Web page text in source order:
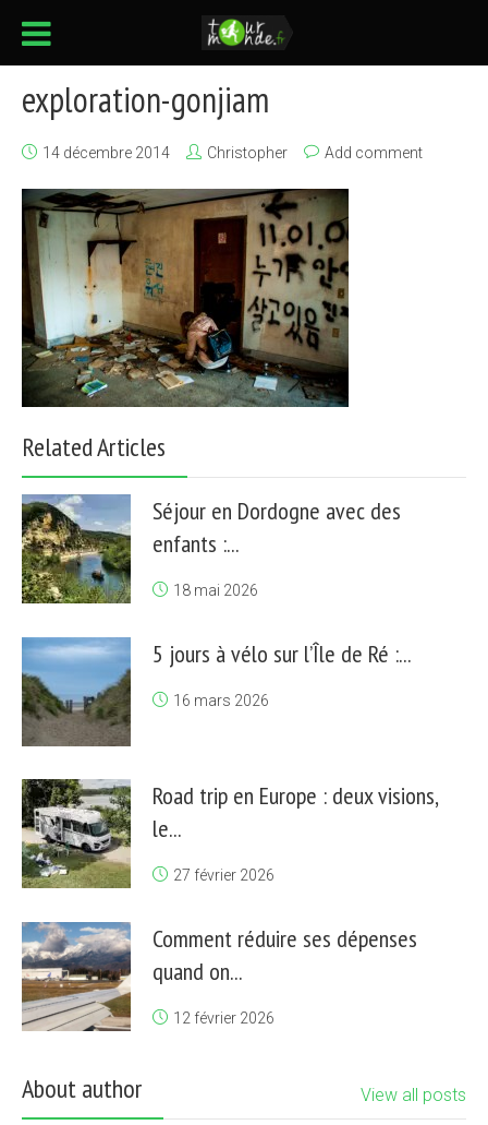
exploration-gonjiam
14 décembre 2014 Christopher Add comment
Related Articles
Séjour en Dordogne avec des
enfants :...
18 mai 2026
5 jours à vélo sur l’Île de Ré :...
16 mars 2026
Road trip en Europe : deux visions,
le...
27 février 2026
Comment réduire ses dépenses
quand on...
12 février 2026
About author View all posts